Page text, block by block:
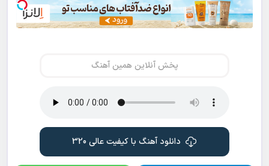
پخش آنلاین همین آهنگ
دانلود آهنگ با کیفیت عالی 320